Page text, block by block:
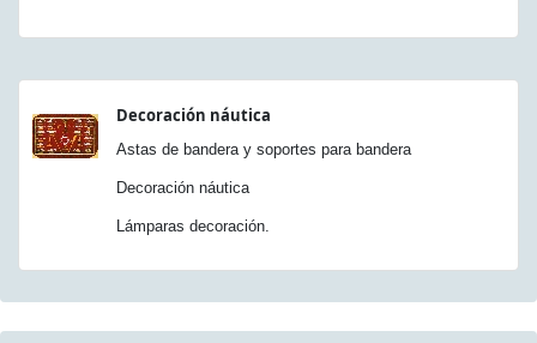
Decoración náutica
Astas de bandera y soportes para bandera
Decoración náutica
Lámparas decoración.